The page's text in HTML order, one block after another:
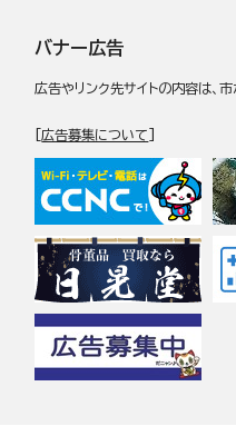
バナー広告
広告やリンク先サイトの内容は、
[広告募集について